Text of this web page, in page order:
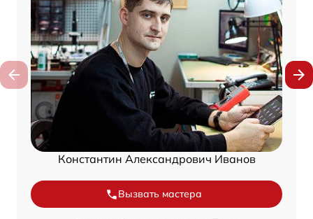
Константин Александрович Иванов
Вызвать мастера